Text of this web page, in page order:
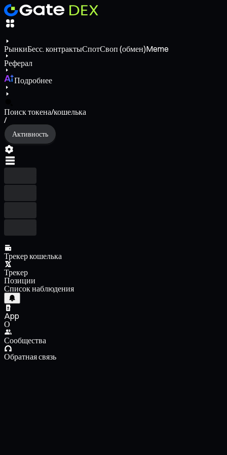
РынкиБесс. контрактыСпотСвоп (обмен)Meme
Реферал
Подробнее
Поиск токена/кошелька
/
Активность
Трекер кошелька
Трекер
Позиции
Список наблюдения
App
О
Сообщества
Обратная связь